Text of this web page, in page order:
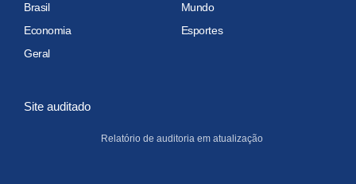
Brasil
Mundo
Economia
Esportes
Geral
Site auditado
Relatório de auditoria em atualização